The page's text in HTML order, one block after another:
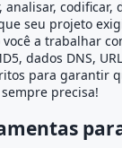
analisar, codificar,
seu projeto
a trabalhar
dados DNS,
para garantir
precisa!
para